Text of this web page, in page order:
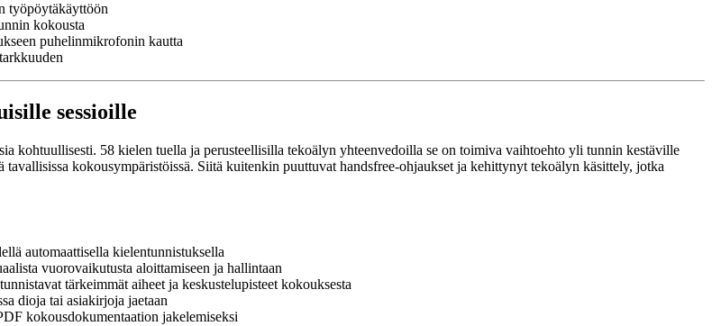
työpöytäkäyttöön
kokousta
puhelinmikrofonin kautta
sessioille
kohtuullisesti. 58 kielen tuella ja perusteellisilla tekoälyn yhteenvedoilla se on toimiva vaihtoehto yli tunnin kestäville
kokousympäristöissä. Siitä kuitenkin puuttuvat handsfree-ohjaukset ja kehittynyt tekoälyn käsittely, jotka
automaattisella kielentunnistuksella
vuorovaikutusta aloittamiseen ja hallintaan
tärkeimmät aiheet ja keskustelupisteet kokouksesta
dioja tai asiakirjoja jaetaan
kokousdokumentaation jakelemiseksi